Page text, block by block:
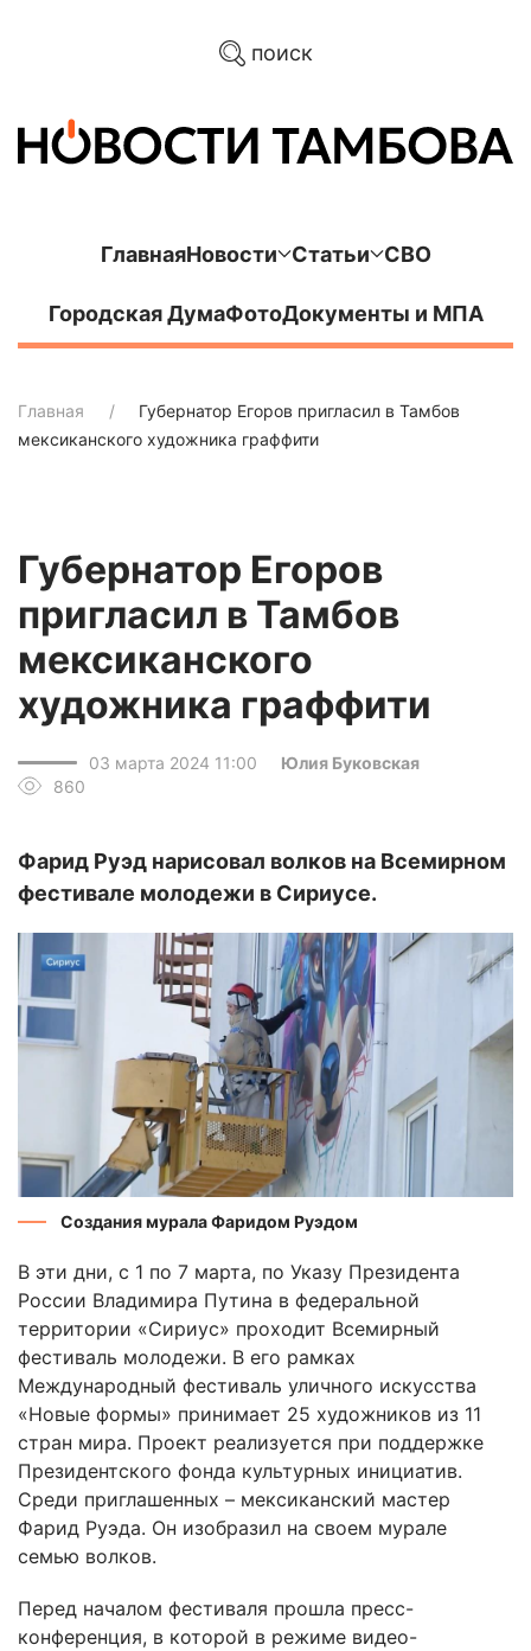
поиск
ГлавнаяНовости Статьи СВО
Городская ДумаФотоДокументы и МПА
Главная
Губернатор Егоров пригласил в Тамбов
мексиканского художника граффити
Губернатор Егоров
пригласил в Тамбов
мексиканского
художника граффити
03 марта 2024 11:00
Юлия Буковская
860
Фарид Руэд нарисовал волков на Всемирном
фестивале молодежи в Сириусе.
Создания мурала Фаридом Руэдом
В эти дни, с 1 по 7 марта, по Указу Президента
России Владимира Путина в федеральной
территории «Сириус» проходит Всемирный
фестиваль молодежи. В его рамках
Международный фестиваль уличного искусства
«Новые формы»‎ принимает 25 художников из 11
стран мира. Проект реализуется при поддержке
Президентского фонда культурных инициатив.
Среди приглашенных – мексиканский мастер
Фарид Руэда. Он изобразил на своем мурале
семью волков.
Перед началом фестиваля прошла пресс-
конференция, в которой в режиме видео-